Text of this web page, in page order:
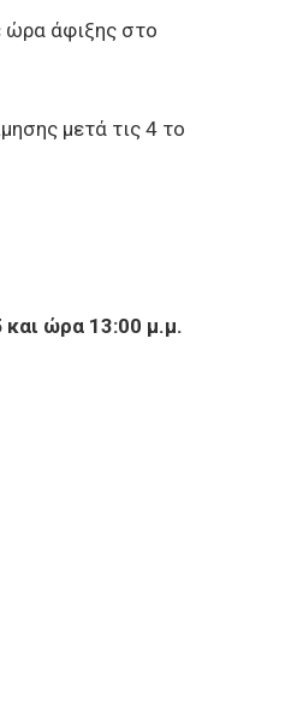
ώρα άφιξης στο
μετά τις 4 το
ώρα 13:00 μ.μ.